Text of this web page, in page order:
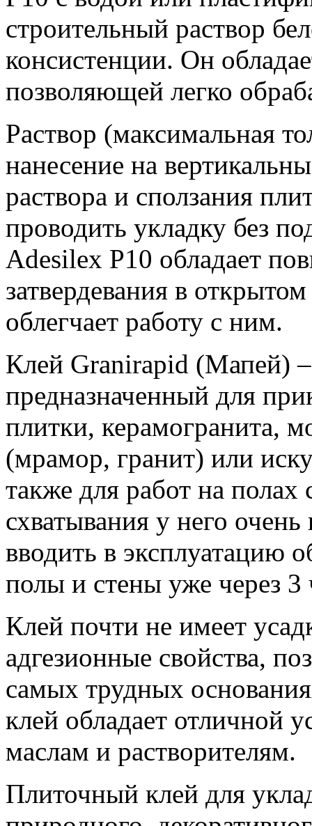
строительный раствор
консистенции. Он
позволяющей легко
Раствор (максимальная
нанесение на
раствора и сползания
проводить укладку без
Adesilex P10 обладает
затвердевания в
облегчает работу с ним.
Клей Granirapid (Мапей)
предназначенный для
плитки, керамогранита,
(мрамор, гранит) или
также для работ на
схватывания у него
вводить в эксплуатацию
полы и стены уже через 3
Клей почти не имеет
адгезионные свойства,
самых трудных
клей обладает отличной
маслам и растворителям.
Плиточный клей для